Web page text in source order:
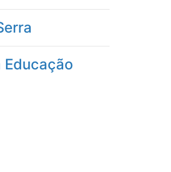
Educação